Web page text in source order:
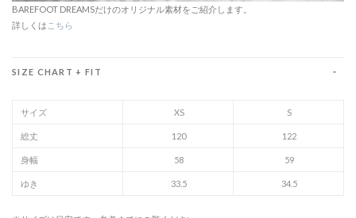
BAREFOOT DREAMSだけのオリジナル素材をご紹介します。
詳しくは こちら
SIZE CHART + FIT
サイズ
総丈
身幅
ゆき
XS
120
58
33.5
S
122
59
34.5